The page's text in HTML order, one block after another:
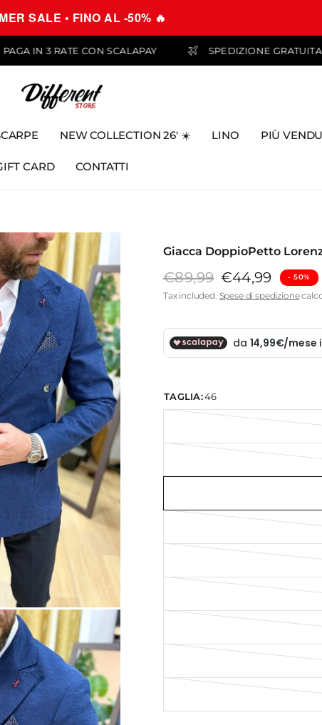
SALE • FINO AL -50% 🔥
PAGA IN 3 RATE CON SCALAPAY
NEW COLLECTION 26' ☀️ LINO PIÙ
CARD CONTATTI
Giacca DoppioPetto
€89,99 €44,99 - ⁠50%
Tax included. Spese di spedizione
TAGLIA:46